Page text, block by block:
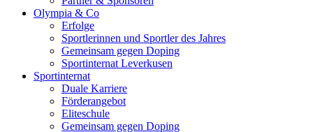
Olympia & Co
Erfolge
Sportlerinnen und Sportler des Jahres
Gemeinsam gegen Doping
Sportinternat Leverkusen
Sportinternat
Duale Karriere
Förderangebot
Eliteschule
Gemeinsam gegen Doping